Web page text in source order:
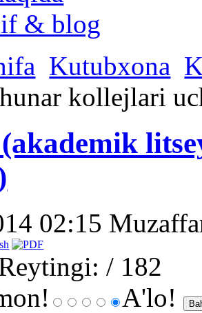
& blog
Kutubxona
kollejlari
02:15
/ 182
A'lo!